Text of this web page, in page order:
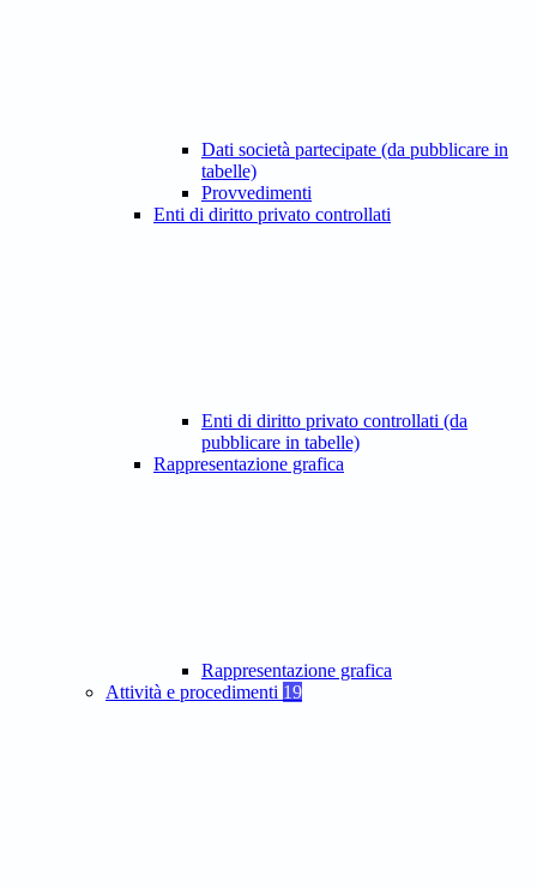
Dati società partecipate (da pubblicare in
tabelle)
Provvedimenti
Enti di diritto privato controllati
Enti di diritto privato controllati (da
pubblicare in tabelle)
Rappresentazione grafica
Rappresentazione grafica
Attività e procedimenti 19